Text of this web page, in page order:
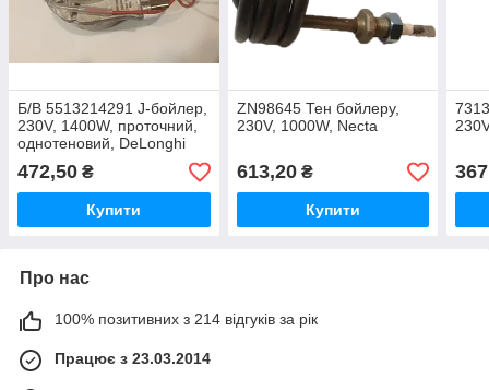
Б/В 5513214291 J-бойлер,
230V, 1400W, проточний,
однотеновий, DeLonghi
472,50 ₴
Купити
ZN98645 Тен бойлеру,
230V, 1000W, Necta
613,20₴
Купити
Про нас
100% позитивних з 214 відгуків за рік
Працює з 23.03.2014